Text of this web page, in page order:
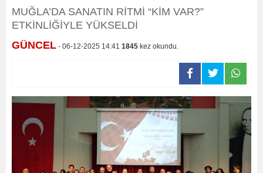
MUĞLA’DA SANATIN RİTMİ “KİM VAR?”
ETKİNLİĞİYLE YÜKSELDİ
GÜNCEL - 06-12-2025 14:41 1845 kez okundu.